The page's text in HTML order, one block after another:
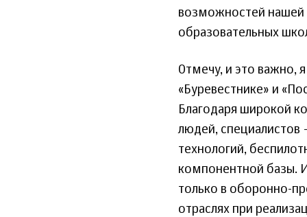
возможностей нашей
образовательных
Отмечу, и это важно,
«Буревестнике» и
Благодаря широкой
людей, специалистов
технологий,
компонентной базы.
только в оборонно-
отраслях при